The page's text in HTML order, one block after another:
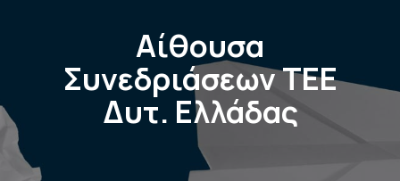
Αίθουσα
Συνεδριάσεων ΤΕΕ
Δυτ. Ελλάδας